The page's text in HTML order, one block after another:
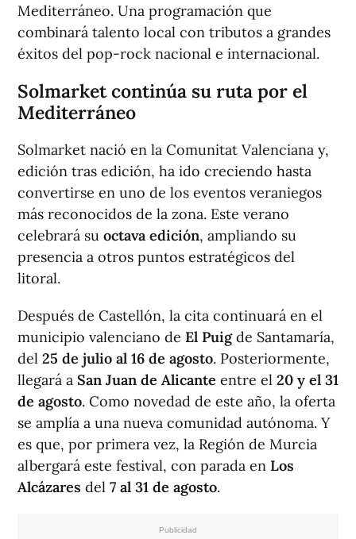
Mediterráneo. Una programación que
combinará talento local con tributos a grandes
éxitos del pop-rock nacional e internacional.
Solmarket continúa su ruta por el
Mediterráneo
Solmarket nació en la Comunitat Valenciana y,
edición tras edición, ha ido creciendo hasta
convertirse en uno de los eventos veraniegos
más reconocidos de la zona. Este verano
celebrará su octava edición, ampliando su
presencia a otros puntos estratégicos del
litoral.
Después de Castellón, la cita continuará en el
municipio valenciano de El Puigde Santamaría,
del 25 de julio al 16 de agosto. Posteriormente,
llegará a San Juan de Alicante entre el 20 y el 31
de agosto. Como novedad de este año, la oferta
se amplía a una nueva comunidad autónoma. Y
es que, por primera vez, la Región de Murcia
albergará este festival, con parada en Los
Alcázares del 7 al 31 de agosto.